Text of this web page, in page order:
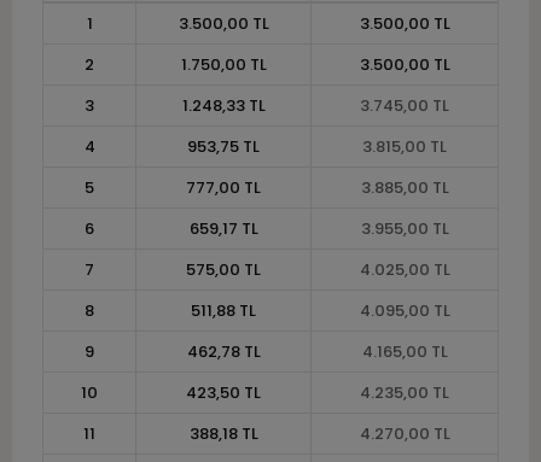
1 3.500,00 TL
3.500,00 TL
2
1.750,00 TL
3.500,00 TL
3
1.248,33 TL
3.745,00 TL
4
953,75 TL
3.815,00 TL
5
777,00 TL
3.885,00 TL
6
659,17 TL
3.955,00 TL
7
575,00 TL
4.025,00 TL
8
511,88 TL
4.095,00 TL
9
462,78 TL
4.165,00 TL
10
423,50 TL
4.235,00 TL
11
388,18 TL
4.270,00 TL